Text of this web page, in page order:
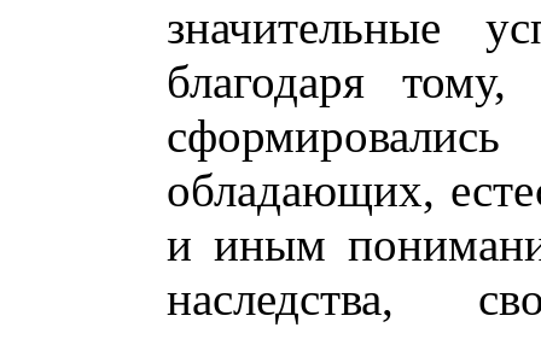
значительные
благодаря
обладающих,
и иным
наследства,